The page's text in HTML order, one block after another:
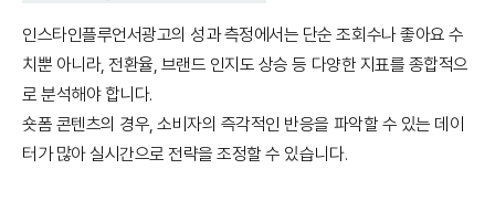
인스타인플루언서광고의 성과 측정에서는 단순 조회수나 좋아요 수
치뿐 아니라, 전환율, 브랜드 인지도 상승 등 다양한 지표를 종합적으
로 분석해야 합니다.
숏폼 콘텐츠의 경우, 소비자의 즉각적인 반응을 파악할 수 있는 데이
터가 많아 실시간으로 전략을 조정할 수 있습니다.